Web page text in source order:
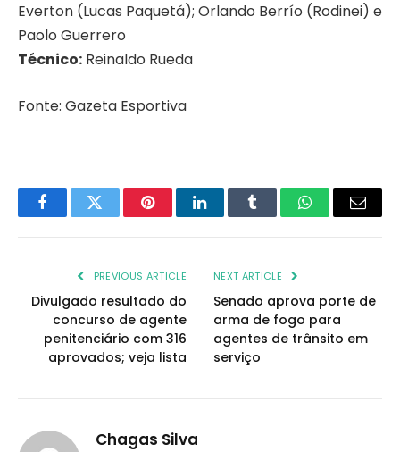
Everton (Lucas Paquetá); Orlando Berrío (Rodinei) e
Paolo Guerrero
Técnico: Reinaldo Rueda
Fonte: Gazeta Esportiva
FacebookTwitter PinterestLinkedInTumblr WhatsAppEmail
PREVIOUS ARTICLE
Divulgado resultado do
concurso de agente
penitenciário com 316
aprovados; veja lista
NEXT ARTICLE
Senado aprova porte de
arma de fogo para
agentes de trânsito em
serviço
Chagas Silva